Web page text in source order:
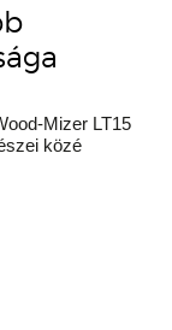
Mizer LT15
közé